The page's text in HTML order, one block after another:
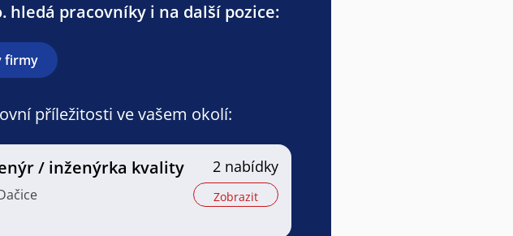
hledá pracovníky i na další pozice:
firmy
příležitosti ve vašem okolí:
/ inženýrka kvality 2 nabídky
Zobrazit